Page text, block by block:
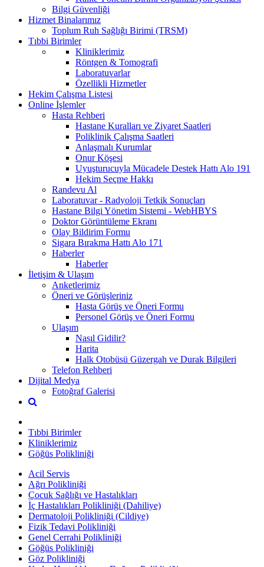
Bilgi Güvenliği
Hizmet Binalarımız
Toplum Ruh Sağlığı Birimi (TRSM)
Tıbbi Birimler
Kliniklerimiz
Röntgen & Tomografi
Laboratuvarlar
Özellikli Hizmetler
Hekim Çalışma Listesi
Online İşlemler
Hasta Rehberi
Hastane Kuralları ve Ziyaret Saatleri
Poliklinik Çalışma Saatleri
Anlaşmalı Kurumlar
Onur Köşesi
Uyuşturucuyla Mücadele Destek Hattı Alo 191
Hekim Seçme Hakkı
Randevu Al
Laboratuvar - Radyoloji Tetkik Sonuçları
Hastane Bilgi Yönetim Sistemi - WebHBYS
Doktor Görüntüleme Ekranı
Olay Bildirim Formu
Sigara Bırakma Hattı Alo 171
Haberler
Haberler
İletişim & Ulaşım
Anketlerimiz
Öneri ve Görüşleriniz
Hasta Görüş ve Öneri Formu
Personel Görüş ve Öneri Formu
Ulaşım
Nasıl Gidilir?
Harita
Halk Otobüsü Güzergah ve Durak Bilgileri
Telefon Rehberi
Dijital Medya
Fotoğraf Galerisi
Tıbbi Birimler
Kliniklerimiz
Göğüs Polikliniği
Acil Servis
Ağrı Polikliniği
Çocuk Sağlığı ve Hastalıkları
İç Hastalıkları Polikliniği (Dahiliye)
Dermatoloji Polikliniği (Cildiye)
Fizik Tedavi Polikliniği
Genel Cerrahi Polikliniği
Göğüs Polikliniği
Göz Polikliniği